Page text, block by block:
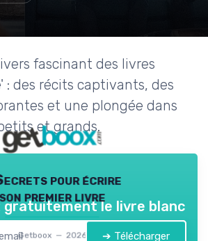
fascinant des livres
: des récits captivants, des
et une plongée dans
et grands.
pour écrire
son premier livre
Getboox — 2026
gratuitement le livre blanc
➔ Télécharger